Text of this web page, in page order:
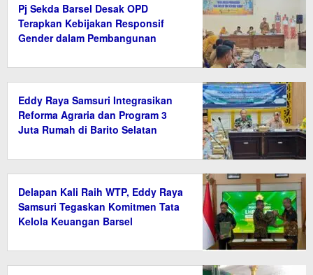
Pj Sekda Barsel Desak OPD
Terapkan Kebijakan Responsif
Gender dalam Pembangunan
Eddy Raya Samsuri Integrasikan
Reforma Agraria dan Program 3
Juta Rumah di Barito Selatan
Delapan Kali Raih WTP, Eddy Raya
Samsuri Tegaskan Komitmen Tata
Kelola Keuangan Barsel